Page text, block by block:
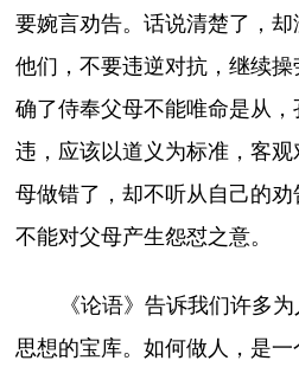
要婉言劝告。话说清楚了，
他们，不要违逆对抗，继续
确了侍奉父母不能唯命是从
违，应该以道义为标准，客
母做错了，却不听从自己的
不能对父母产生怨怼之意。
《论语》告诉我们许多
思想的宝库。如何做人，是一